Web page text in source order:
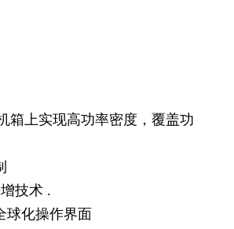
箱上实现高功率密度，覆盖功
技术 .
球化操作界面